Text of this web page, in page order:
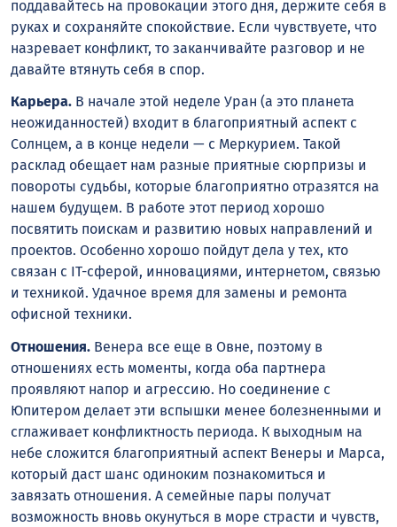
поддавайтесь на провокации этого дня, держите себя в
руках и сохраняйте спокойствие. Если чувствуете, что
назревает конфликт, то заканчивайте разговор и не
давайте втянуть себя в спор.
Карьера. В начале этой неделе Уран (а это планета
неожиданностей) входит в благоприятный аспект с
Солнцем, а в конце недели — с Меркурием. Такой
расклад обещает нам разные приятные сюрпризы и
повороты судьбы, которые благоприятно отразятся на
нашем будущем. В работе этот период хорошо
посвятить поискам и развитию новых направлений и
проектов. Особенно хорошо пойдут дела у тех, кто
связан с IT-сферой, инновациями, интернетом, связью
и техникой. Удачное время для замены и ремонта
офисной техники.
Отношения. Венера все еще в Овне, поэтому в
отношениях есть моменты, когда оба партнера
проявляют напор и агрессию. Но соединение с
Юпитером делает эти вспышки менее болезненными и
сглаживает конфликтность периода. К выходным на
небе сложится благоприятный аспект Венеры и Марса,
который даст шанс одиноким познакомиться и
завязать отношения. А семейные пары получат
возможность вновь окунуться в море страсти и чувств,